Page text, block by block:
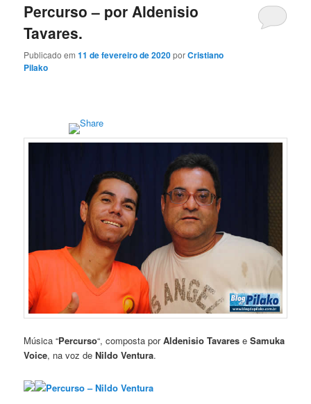
Percurso – por Aldenisio
Tavares.
Publicado em11 de fevereiro de 2020porCristiano
Pilako
Música “Percurso“, composta porAldenisio Tavares eSamuka
Voice, na voz deNildo Ventura.
Percurso – Nildo Ventura